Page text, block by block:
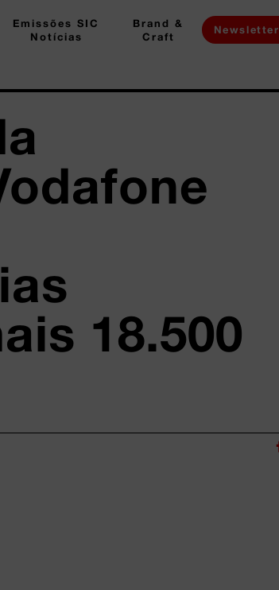
Emissões SIC
Notícias
Brand &
Craft
Newsletter
18.500